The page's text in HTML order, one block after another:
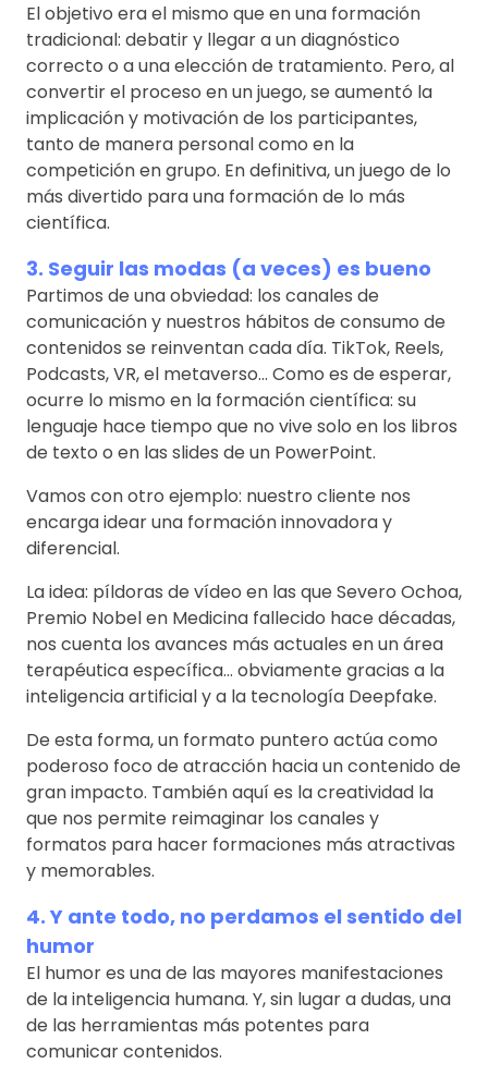
El objetivo era el mismo que en una formación
tradicional: debatir y llegar a un diagnóstico
correcto o a una elección de tratamiento. Pero, al
convertir el proceso en un juego, se aumentó la
implicación y motivación de los participantes,
tanto de manera personal como en la
competición en grupo. En definitiva, un juego de lo
más divertido para una formación de lo más
científica.
3. Seguir las modas (a veces) es bueno
Partimos de una obviedad: los canales de
comunicación y nuestros hábitos de consumo de
contenidos se reinventan cada día. TikTok, Reels,
Podcasts, VR, el metaverso… Como es de esperar,
ocurre lo mismo en la formación científica: su
lenguaje hace tiempo que no vive solo en los libros
de texto o en las slides de un PowerPoint.
Vamos con otro ejemplo: nuestro cliente nos
encarga idear una formación innovadora y
diferencial.
La idea: píldoras de vídeo en las que Severo Ochoa,
Premio Nobel en Medicina fallecido hace décadas,
nos cuenta los avances más actuales en un área
terapéutica específica… obviamente gracias a la
inteligencia artificial y a la tecnología Deepfake.
De esta forma, un formato puntero actúa como
poderoso foco de atracción hacia un contenido de
gran impacto. También aquí es la creatividad la
que nos permite reimaginar los canales y
formatos para hacer formaciones más atractivas
y memorables.
4. Y ante todo, no perdamos el sentido del
humor
El humor es una de las mayores manifestaciones
de la inteligencia humana. Y, sin lugar a dudas, una
de las herramientas más potentes para
comunicar contenidos.